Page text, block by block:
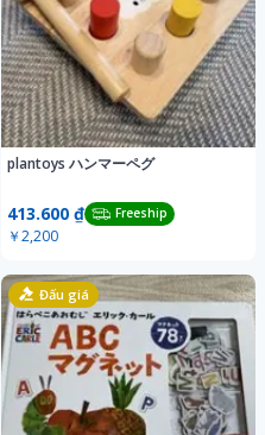
plantoys ハンマーペグ
413.600 ₫ Freeship
￥2,200
Đấu giá